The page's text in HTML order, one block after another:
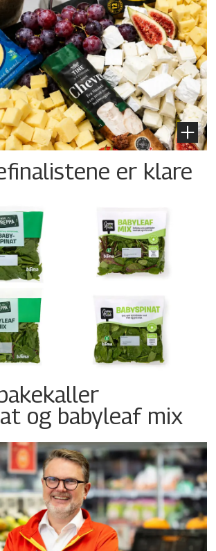
er klare
og babyleaf mix